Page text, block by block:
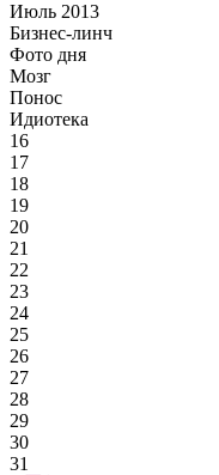
Июль 2013
Бизнес-линч
Фото дня
Мозг
Понос
Идиотека
16
17
18
19
20
21
22
23
24
25
26
27
28
29
30
31